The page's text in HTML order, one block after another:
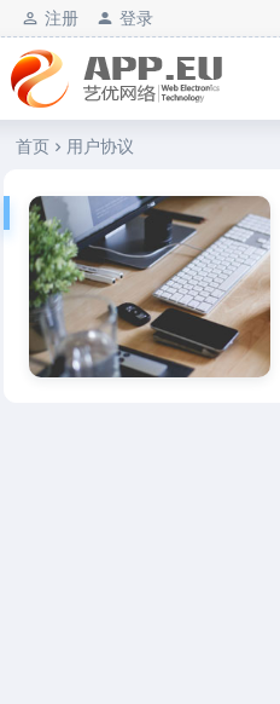
注册 登录
艺优软件乐园
首页 用户协议